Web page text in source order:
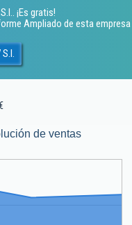
¡Es gratis!
Ampliado de esta empresa
de ventas